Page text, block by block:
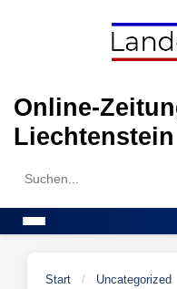
Online-
Liechtenstein
Search
Start / Uncategorized